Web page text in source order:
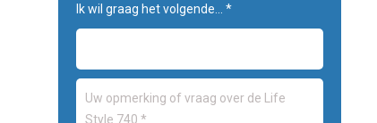
Ik wil graag het volgende... *